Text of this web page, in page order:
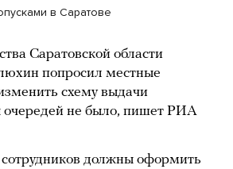
в Саратове
Саратовской области
попросил местные
схему выдачи
очередей не было, пишет РИА
должны оформить